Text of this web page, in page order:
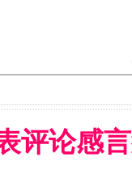
评论感